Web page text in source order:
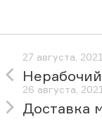
27 августа, 2021
26 августа,
Доставка